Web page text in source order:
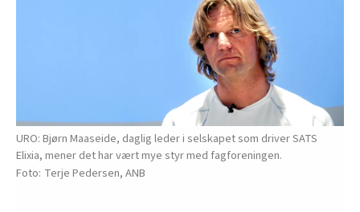
URO: Bjørn Maaseide, daglig leder i selskapet som driver SATS
Elixia, mener det har vært mye styr med fagforeningen.
Terje Pedersen, ANB